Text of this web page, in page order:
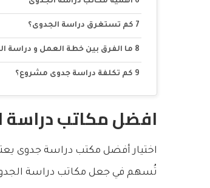
كم تستغرق دراسة الجدوى؟
ما الفرق بين خطة العمل و دراسة
كم تكلفة دراسة جدوى مشروع؟
افضل مكاتب دراسة
اختيار أفضل مكتب دراسة جدوى
تُسهم في جعل مكاتب دراسة